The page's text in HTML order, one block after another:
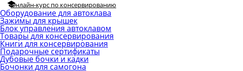
Онлайн-курс по консервированию
Оборудование для автоклава
Зажимы для крышек
Блок управления автоклавом
Товары для консервирования
Книги для консервирования
Подарочные сертификаты
Дубовые бочки и кадки
Бочонки для самогона